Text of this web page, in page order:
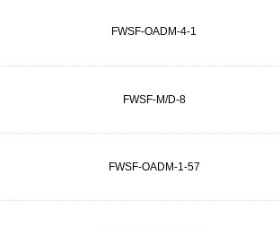
FWSF-OADM-4-1
FWSF-M/D-8
FWSF-OADM-1-57